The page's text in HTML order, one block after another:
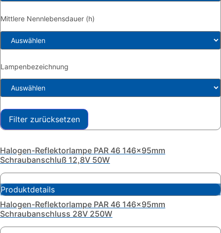
Mittlere Nennlebensdauer (h)
Lampenbezeichnung
Filter zurücksetzen
Halogen-Reflektorlampe PAR 46 146x95mm
Schraubanschluß 12,8V 50W
Produktdetails
Halogen-Reflektorlampe PAR 46 146x95mm
Schraubanschluss 28V 250W